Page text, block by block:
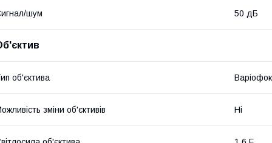
шум 50 дБ
об'єктива
зміни об'єктивів Ні